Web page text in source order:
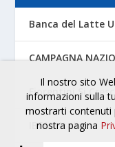
Banca del Latte
CAMPAGNA
Fiorentini Si
IBFAN Italia
Il nostro sito
informazioni sulla
mostrarti contenuti
nostra pagina